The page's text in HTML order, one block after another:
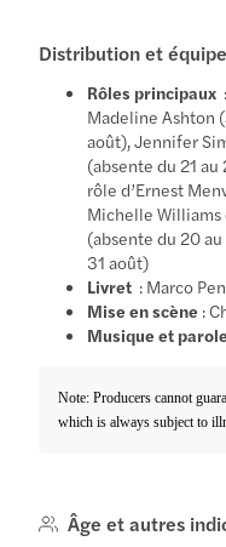
Distribution et équipe
Rôles principaux
Madeline Ashton
août), Jennifer
(absente du 21
rôle d’Ernest
Michelle Williams
(absente du 20
31 août)
Livret : Marco
Mise en scène :
Musique et
Note: Producers cannot
which is always subject to
Âge et autres